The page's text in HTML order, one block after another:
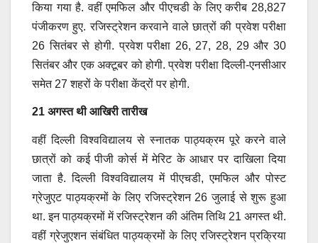
किया गया है. वहीं एमफिल और पीएचडी के लिए करीब 28,827
पंजीकरण हुए. रजिस्ट्रेशन करवाने वाले छात्रों की प्रवेश परीक्षा
26 सितंबर से होगी. प्रवेश परीक्षा 26, 27, 28, 29 और 30
सितंबर और एक अक्टूबर को होगी. प्रवेश परीक्षा दिल्ली-एनसीआर
समेत 27 शहरों के परीक्षा केंद्रों पर होगी.
21 अगस्त थी आखिरी तारीख
वहीं दिल्ली विश्वविद्यालय से स्नातक पाठ्यक्रम पूरे करने वाले
छात्रों को कई पीजी कोर्स में मेरिट के आधार पर दाखिला दिया
जाता है. दिल्ली विश्वविद्यालय में पीएचडी, एमफिल और पोस्ट
ग्रेजुएट पाठ्यक्रमों के लिए रजिस्ट्रेशन 26 जुलाई से शुरू हुआ
था. इन पाठ्यक्रमों में रजिस्ट्रेशन की अंतिम तिथि 21 अगस्त थी.
वहीं ग्रेजुएशन संबंधित पाठ्यक्रमों के लिए रजिस्ट्रेशन प्रक्रिया